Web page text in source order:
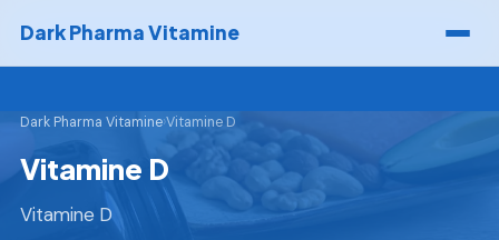
Dark Pharma Vitamine
Dark Pharma Vitamine›Vitamine D
Vitamine D
Vitamine D